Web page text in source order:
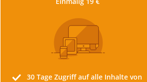
30 Tage Zugriff auf alle Inhalte von